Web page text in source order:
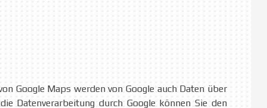
Google Maps werden von Google auch Daten über
Datenverarbeitung durch Google können Sie den